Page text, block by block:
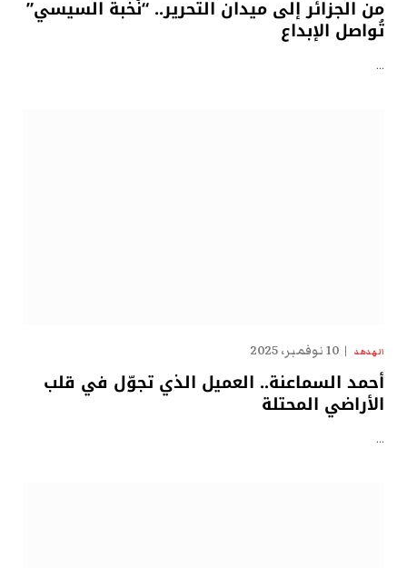
من الجزائر إلى ميدان التحرير.. “نُخبة السيسي”
تُواصل الإبداع
…
الهدهد 10 نوفمبر، 2025
أحمد السماعنة.. العميل الذي تجوّل في قلب
الأراضي المحتلة
…